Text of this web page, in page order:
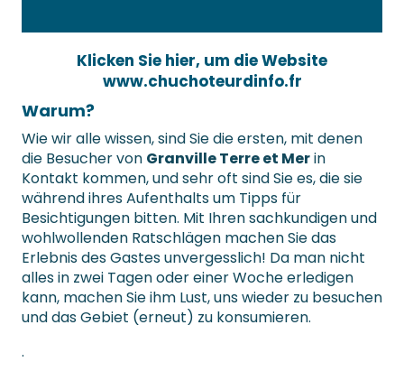
Klicken Sie hier, um die Website
www.chuchoteurdinfo.fr
Warum?
Wie wir alle wissen, sind Sie die ersten, mit denen
die Besucher von Granville Terre et Merin
Kontakt kommen, und sehr oft sind Sie es, die sie
während ihres Aufenthalts um Tipps für
Besichtigungen bitten. Mit Ihren sachkundigen und
wohlwollenden Ratschlägen machen Sie das
Erlebnis des Gastes unvergesslich! Da man nicht
alles in zwei Tagen oder einer Woche erledigen
kann, machen Sie ihm Lust, uns wieder zu besuchen
und das Gebiet (erneut) zu konsumieren.
.